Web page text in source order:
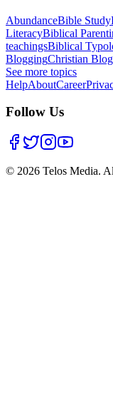
AbundanceBible Study
LiteracyBiblical
teachingsBiblical
BloggingChristian
See more topics
HelpAboutCareer
Follow Us
© 2026 Telos Media.